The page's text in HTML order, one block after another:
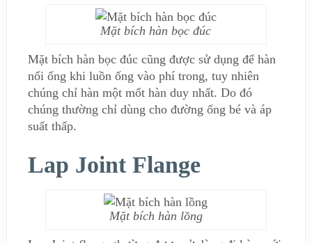
Mặt bích hàn bọc đúc
Mặt bích hàn bọc đúc cũng được sử dụng để hàn
nối ống khi luồn ống vào phí trong, tuy nhiên
chúng chỉ hàn một mốt hàn duy nhất. Do đó
chúng thường chỉ dùng cho đường ống bé và áp
suất thấp.
Lap Joint Flange
Mặt bích hàn lồng